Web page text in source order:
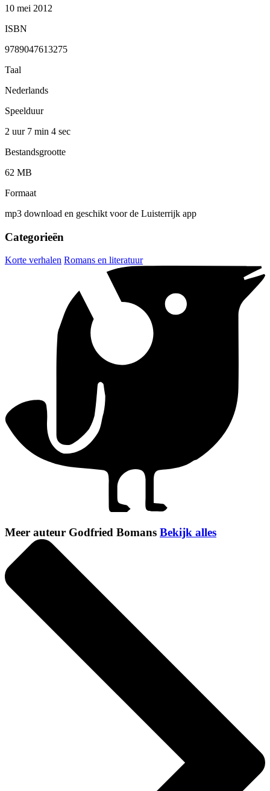
10 mei 2012
ISBN
9789047613275
Taal
Nederlands
Speelduur
2 uur 7 min 4 sec
Bestandsgrootte
62 MB
Formaat
mp3 download en geschikt voor de Luisterrijk app
Categorieën
Korte verhalen Romans en literatuur
Meer auteur Godfried Bomans Bekijk alles